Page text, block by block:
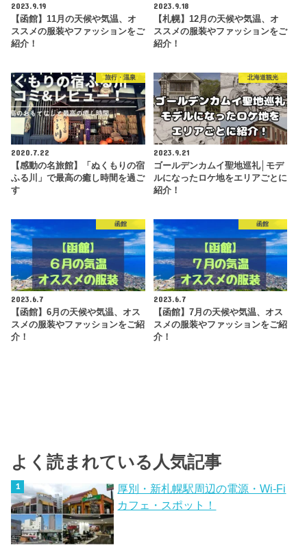
2023.9.19
【函館】11月の天候や気温、オ
ススメの服装やファッションをご
紹介！
2023.9.18
【札幌】12月の天候や気温、オ
ススメの服装やファッションをご
紹介！
旅行・温泉
2020.7.22
【感動の名旅館】「ぬくもりの宿
ふる川」で最高の癒し時間を過ご
す
北海道観光
2023.9.21
ゴールデンカムイ聖地巡礼│モデ
ルになったロケ地をエリアごとに
紹介！
函館
2023.6.7
【函館】6月の天候や気温、オス
スメの服装やファッションをご紹
介！
函館
2023.6.7
【函館】7月の天候や気温、オス
スメの服装やファッションをご紹
介！
よく読まれている人気記事
厚別・新札幌駅周辺の電源・Wi-Fi
カフェ・スポット！